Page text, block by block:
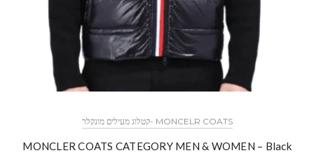
MONCELR COATS -קטלוג מעילים מונקלר
MONCLER COATS CATEGORY MEN & WOMEN – Black